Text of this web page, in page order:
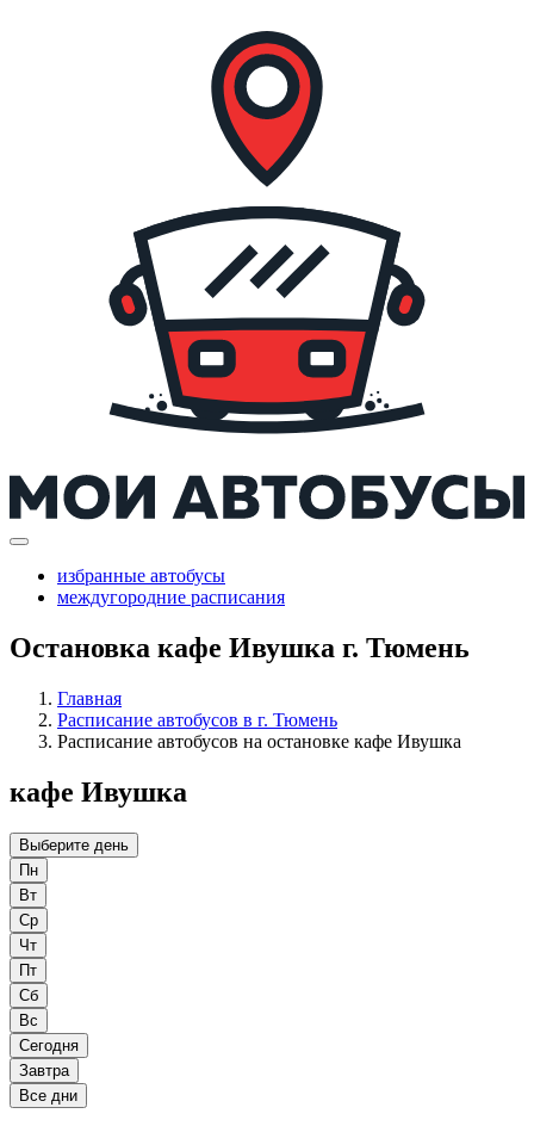
избранные автобусы
междугородние расписания
Остановка кафе Ивушка г. Тюмень
Главная
Расписание автобусов в г. Тюмень
Расписание автобусов на остановке кафе Ивушка
кафе Ивушка
Выберите день
Пн
Вт
Ср
Чт
Пт
Сб
Вс
Сегодня
Завтра
Все дни